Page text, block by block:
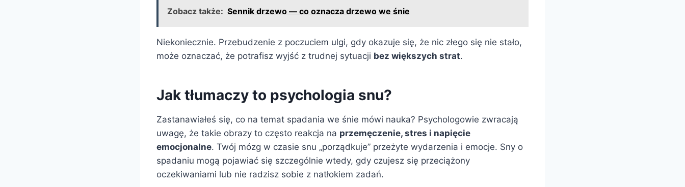
Zobacz także: Sennik drzewo — co oznacza drzewo we śnie
Niekoniecznie. Przebudzenie z poczuciem ulgi, gdy okazuje się, że nic złego się nie stało,
może oznaczać, że potrafisz wyjść z trudnej sytuacji bez większych strat.
Jak tłumaczy to psychologia snu?
Zastanawiałeś się, co na temat spadania we śnie mówi nauka? Psychologowie zwracają
uwagę, że takie obrazy to często reakcja na przemęczenie, stres i napięcie
emocjonalne. Twój mózg w czasie snu „porządkuje” przeżyte wydarzenia i emocje. Sny o
spadaniu mogą pojawiać się szczególnie wtedy, gdy czujesz się przeciążony
oczekiwaniami lub nie radzisz sobie z natłokiem zadań.